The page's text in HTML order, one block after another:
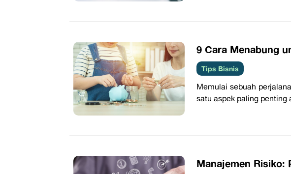
9 Cara Menabung
Tips Bisnis
Memulai sebuah
satu aspek paling penting
Manajemen Risiko: